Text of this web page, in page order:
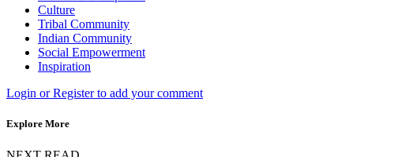
Culture
Tribal Community
Indian Community
Social Empowerment
Inspiration
Login or Register to add your comment
Explore More